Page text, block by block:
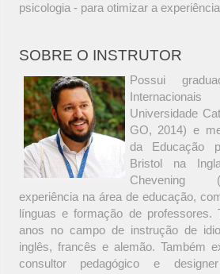
psicologia - para otimizar a
SOBRE O INSTRUTOR
Possui
Universidade
GO, 2014) e
da Educação
Bristol na
Chevening
experiência na área de educação,
línguas e formação de professores.
anos no campo de instrução de
inglês, francês e alemão. Também
consultor pedagógico e